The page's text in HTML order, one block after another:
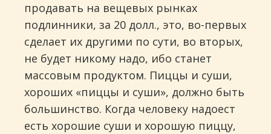
продавать на вещевых рынках
подлинники, за 20 долл., это, во-первых
сделает их другими по сути, во вторых,
не будет никому надо, ибо станет
массовым продуктом. Пиццы и суши,
хороших «пиццы и суши», должно быть
большинство. Когда человеку надоест
есть хорошие суши и хорошую пиццу,